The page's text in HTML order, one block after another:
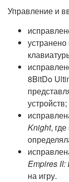
Управление и
8BitDo
устройств;
Knight,
Empires II:
на игру.